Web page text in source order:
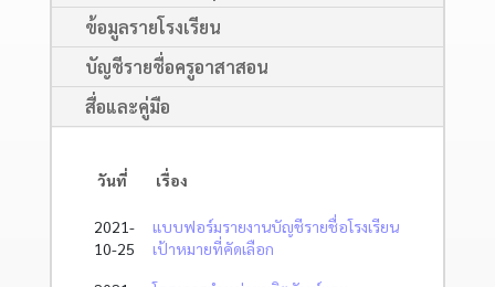
ข้อมูลรายโรงเรียน
บัญชีรายชื่อครูอาสาสอน
สื่อและคู่มือ
วันที่ เรื่อง
2021-
10-25
แบบฟอร์มรายงานบัญชีรายชื่อโรงเรียน
เป้าหมายที่คัดเลือก